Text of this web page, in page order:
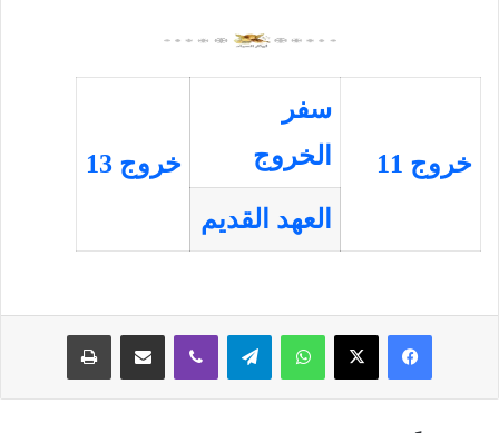
خروج 11
سفر
الخروج
خروج 13
العهد القديم
فيسبوك ‫X واتساب تيلقرام ڤايبر